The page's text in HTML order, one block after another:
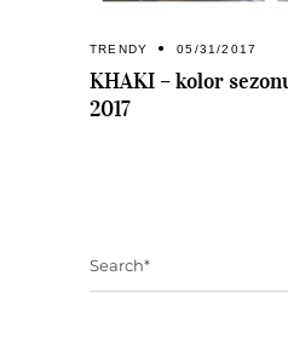
TRENDY 05/31/2017
KHAKI – kolor
2017